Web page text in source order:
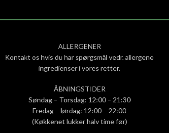
ALLERGENER
Kontakt os hvis du har spørgsmål vedr. allergene
ingredienser i vores retter.
ÅBNINGSTIDER
Søndag – Torsdag: 12:00 – 21:30
Fredag – lørdag: 12:00 – 22:00
(Køkkenet lukker halv time før)